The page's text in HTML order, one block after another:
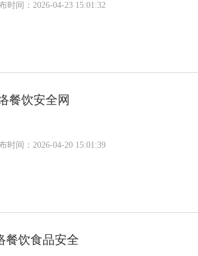
时间：2026-04-23 15:01:32
餐饮安全网
时间：2026-04-20 15:01:39
餐饮食品安全